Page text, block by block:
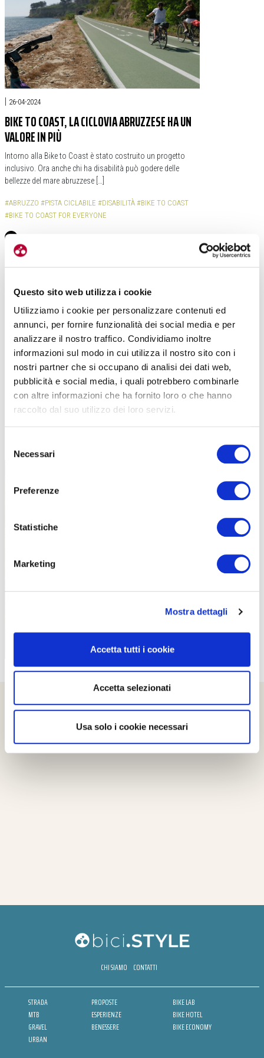
Questo sito web utilizza i cookie
Utilizziamo i cookie per personalizzare contenuti ed
annunci, per fornire funzionalità dei social media e per
analizzare il nostro traffico. Condividiamo inoltre
informazioni sul modo in cui utilizza il nostro sito con i
nostri partner che si occupano di analisi dei dati web,
pubblicità e social media, i quali potrebbero combinarle
con altre informazioni che ha fornito loro o che hanno
raccolto dal suo utilizzo dei loro servizi.
delNecessari
Preferenze
Statistiche
Marketing
Mostra dettagli
Accetta tutti i cookie
Accetta selezionati
Usa solo i cookie necessari
| 26-04-2024
BIKE TO COAST, LA CICLOVIA ABRUZZESE HA UN
VALORE IN PIÙ
Intorno alla Bike to Coast è stato costruito un progetto
inclusivo. Ora anche chi ha disabilità può godere delle
bellezze del mare abruzzese […]
#ABRUZZO #PISTA CICLABILE #DISABILITÀ #BIKE TO COAST
#BIKE TO COAST FOR EVERYONE
CHI SIAMO CONTATTI
STRADA
MTB
GRAVEL
URBAN
PROPOSTE
ESPERIENZE
BENESSERE
BIKE LAB
BIKE HOTEL
BIKE ECONOMY